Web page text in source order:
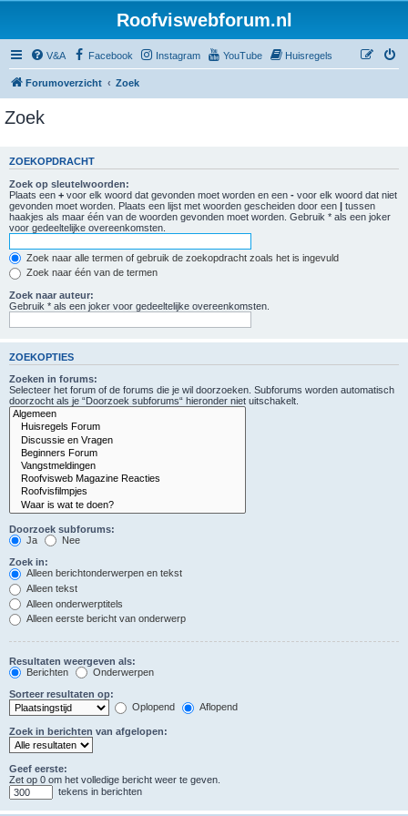
Roofviswebforum.nl
V&A Facebook Instagram YouTube Huisregels
Forumoverzicht Zoek
Zoek
ZOEKOPDRACHT
Zoek op sleutelwoorden:
Plaats een + voor elk woord dat gevonden moet worden en een - voor elk woord dat niet
gevonden moet worden. Plaats een lijst met woorden gescheiden door een | tussen
haakjes als maar één van de woorden gevonden moet worden. Gebruik * als een joker
voor gedeeltelijke overeenkomsten.
Zoek naar alle termen of gebruik de zoekopdracht zoals het is ingevuld
Zoek naar één van de termen
Zoek naar auteur:
Gebruik * als een joker voor gedeeltelijke overeenkomsten.
ZOEKOPTIES
Zoeken in forums:
Selecteer het forum of de forums die je wil doorzoeken. Subforums worden automatisch
doorzocht als je “Doorzoek subforums“ hieronder niet uitschakelt.
Doorzoek subforums:
Ja
Nee
Zoek in:
Alleen berichtonderwerpen en tekst
Alleen tekst
Alleen onderwerptitels
Alleen eerste bericht van onderwerp
Resultaten weergeven als:
Berichten
Onderwerpen
Sorteer resultaten op:
Oplopend
Aflopend
Zoek in berichten van afgelopen:
Geef eerste:
Zet op 0 om het volledige bericht weer te geven.
tekens in berichten